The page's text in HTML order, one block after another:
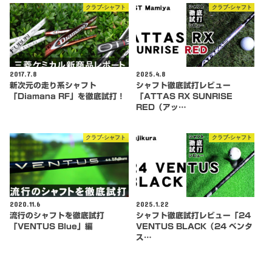
クラブ-シャフト
2017.7.8
新次元の走り系シャフト
「Diamana RF」を徹底試打！
クラブ-シャフト
2025.4.8
シャフト徹底試打レビュー
「ATTAS RX SUNRISE
RED（アッ…
クラブ-シャフト
2020.11.6
流行のシャフトを徹底試打
「VENTUS Blue」編
クラブ-シャフト
2025.1.22
シャフト徹底試打レビュー「24
VENTUS BLACK（24 ベンタ
ス…